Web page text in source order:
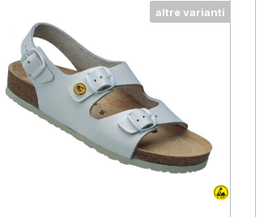
altre varianti